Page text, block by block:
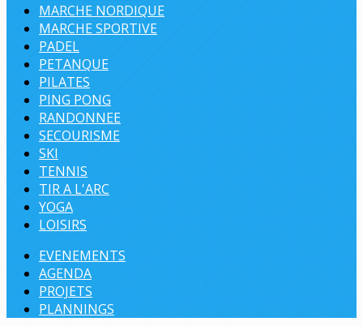
MARCHE NORDIQUE
MARCHE SPORTIVE
PADEL
PETANQUE
PILATES
PING PONG
RANDONNEE
SECOURISME
SKI
TENNIS
TIR A L'ARC
YOGA
LOISIRS
EVENEMENTS
AGENDA
PROJETS
PLANNINGS